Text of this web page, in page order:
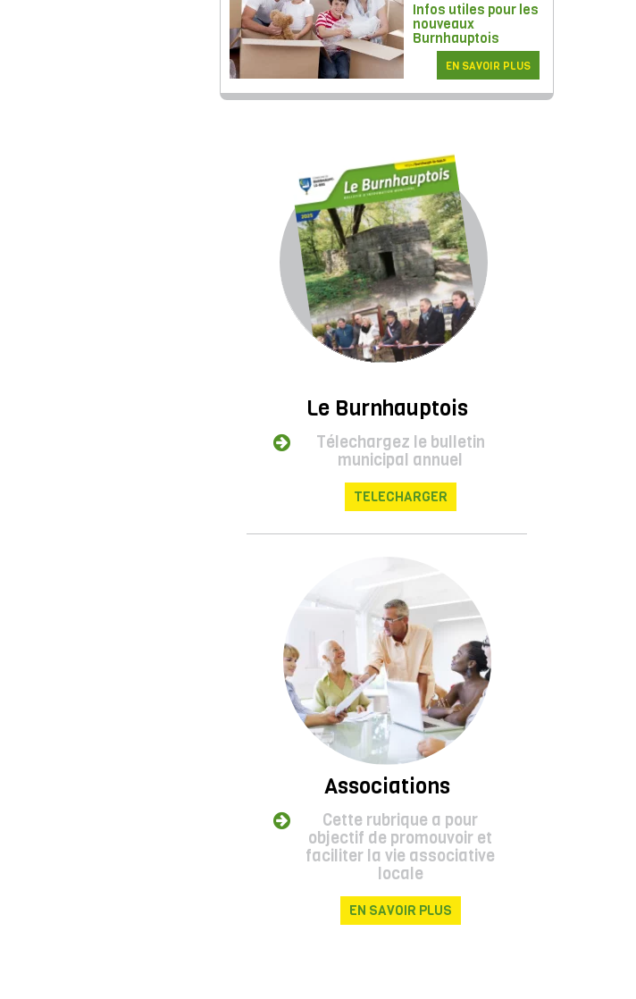
Infos utiles pour les
nouveaux
Burnhauptois
EN SAVOIR PLUS
Le Burnhauptois
Télechargez le bulletin
municipal annuel
TELECHARGER
Associations
Cette rubrique a pour
objectif de promouvoir et
faciliter la vie associative
locale
EN SAVOIR PLUS